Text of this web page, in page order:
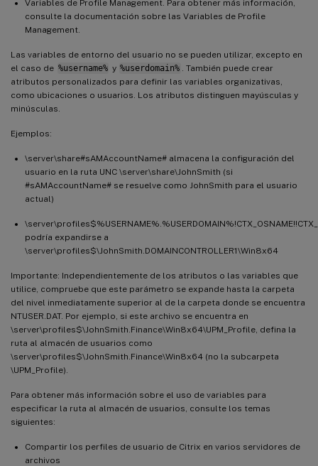
Variables de Profile Management. Para obtener más información,
consulte la documentación sobre las Variables de Profile
Management.
Las variables de entorno del usuario no se pueden utilizar, excepto en
el caso de %username% y %userdomain%
. También puede crear
atributos personalizados para definir las variables organizativas,
como ubicaciones o usuarios. Los atributos distinguen mayúsculas y
minúsculas.
Ejemplos:
\server\share#sAMAccountName# almacena la configuración del
usuario en la ruta UNC \server\share\JohnSmith (si
#sAMAccountName# se resuelve como JohnSmith para el usuario
actual)
podría expandirse a
\server\profiles$\JohnSmith.DOMAINCONTROLLER1\Win8x64
Importante: Independientemente de los atributos o las variables que
utilice, compruebe que este parámetro se expande hasta la carpeta
del nivel inmediatamente superior al de la carpeta donde se encuentra
NTUSER.DAT. Por ejemplo, si este archivo se encuentra en
\server\profiles$\JohnSmith.Finance\Win8x64\UPM_Profile, defina la
ruta al almacén de usuarios como
\server\profiles$\JohnSmith.Finance\Win8x64 (no la subcarpeta
\UPM_Profile).
Para obtener más información sobre el uso de variables para
especificar la ruta al almacén de usuarios, consulte los temas
siguientes:
Compartir los perfiles de usuario de Citrix en varios servidores de
archivos